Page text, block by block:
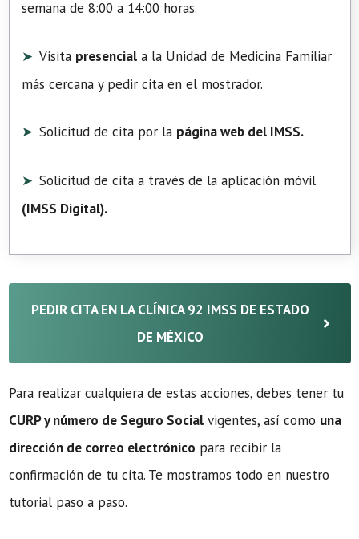
semana de 8:00 a 14:00 horas.
Visita presencial a la Unidad de Medicina Familiar
más cercana y pedir cita en el mostrador.
Solicitud de cita por la página web del IMSS.
Solicitud de cita a través de la aplicación móvil
(IMSS Digital).
PEDIR CITA EN LA CLÍNICA 92 IMSS DE ESTADO
DE MÉXICO
Para realizar cualquiera de estas acciones, debes tener tu
CURP y número de Seguro Social vigentes, así como una
dirección de correo electrónico para recibir la
confirmación de tu cita. Te mostramos todo en nuestro
tutorial paso a paso.